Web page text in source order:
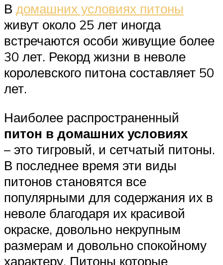
В домашних условиях питоны
живут около 25 лет иногда
встречаются особи живущие более
30 лет. Рекорд жизни в неволе
королевского питона составляет 50
лет.
Наиболее распространенный
питон в домашних условиях
– это тигровый, и сетчатый питоны.
В последнее время эти виды
питонов становятся все
популярными для содержания их в
неволе благодаря их красивой
окраске, довольно некрупным
размерам и довольно спокойному
характеру. Питоны которые